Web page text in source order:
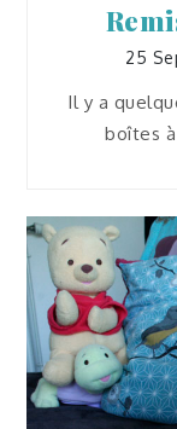
25
Il y a
boîtes
23